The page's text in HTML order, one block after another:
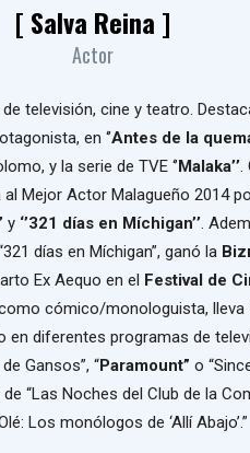
[ Salva Reina ]
Actor
televisión, cine y teatro.
en ‘’Antes de la
y la serie de TVE ‘’Malaka’’
al Mejor Actor Malagueño 2014
y ‘’321 días en Míchigan’’.
días en Míchigan”, ganó la
Ex Aequo en el Festival de
como cómico/monologuista, lleva
en diferentes programas de
Gansos”, “Paramount” o
“Las Noches del Club de la
Los monólogos de ‘Allí Abajo’.”